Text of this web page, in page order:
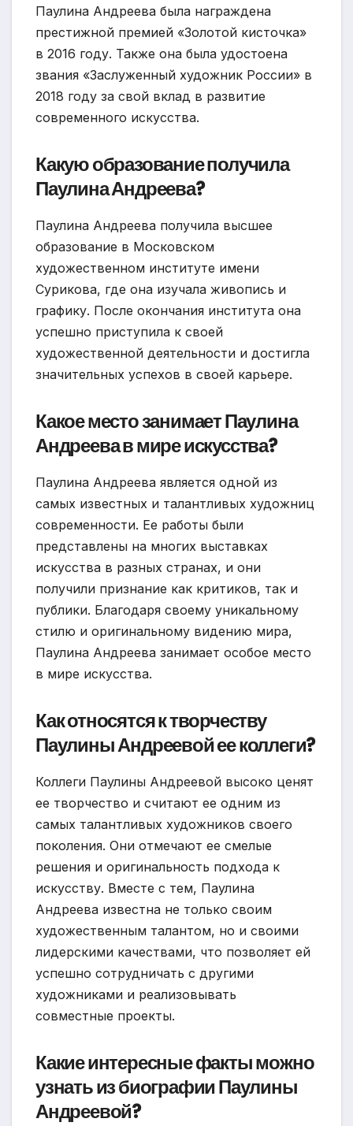
Паулина Андреева была награждена
престижной премией «Золотой кисточка»
в 2016 году. Также она была удостоена
звания «Заслуженный художник России» в
2018 году за свой вклад в развитие
современного искусства.
Какую образование получила
Паулина Андреева?
Паулина Андреева получила высшее
образование в Московском
художественном институте имени
Сурикова, где она изучала живопись и
графику. После окончания института она
успешно приступила к своей
художественной деятельности и достигла
значительных успехов в своей карьере.
Какое место занимает Паулина
Андреева в мире искусства?
Паулина Андреева является одной из
самых известных и талантливых художниц
современности. Ее работы были
представлены на многих выставках
искусства в разных странах, и они
получили признание как критиков, так и
публики. Благодаря своему уникальному
стилю и оригинальному видению мира,
Паулина Андреева занимает особое место
в мире искусства.
Как относятся к творчеству
Паулины Андреевой ее коллеги?
Коллеги Паулины Андреевой высоко ценят
ее творчество и считают ее одним из
самых талантливых художников своего
поколения. Они отмечают ее смелые
решения и оригинальность подхода к
искусству. Вместе с тем, Паулина
Андреева известна не только своим
художественным талантом, но и своими
лидерскими качествами, что позволяет ей
успешно сотрудничать с другими
художниками и реализовывать
совместные проекты.
Какие интересные факты можно
узнать из биографии Паулины
Андреевой?